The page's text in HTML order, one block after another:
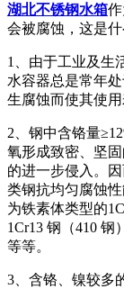
湖北不锈钢水箱
会被腐蚀，这是
1、由于工业及生
水容器总是常年
生腐蚀而使其使用
2、钢中含铬量
氧形成致密、坚
的进一步侵入。
类钢抗均匀腐蚀
为铁素体类型的
1Cr13 钢（410 钢
等等。
3、含铬、镍较多